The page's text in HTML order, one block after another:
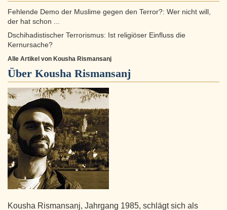
Fehlende Demo der Muslime gegen den Terror?: Wer nicht will,
der hat schon ...
Dschihadistischer Terrorismus: Ist religiöser Einfluss die
Kernursache?
Alle Artikel von Kousha Rismansanj
Über Kousha Rismansanj
Kousha Rismansanj, Jahrgang 1985, schlägt sich als